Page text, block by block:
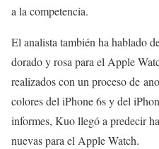
a la competencia.
El analista también ha hablado
dorado y rosa para el Apple
realizados con un proceso de
colores del iPhone 6s y del
informes, Kuo llegó a predecir
nuevas para el Apple Watch.